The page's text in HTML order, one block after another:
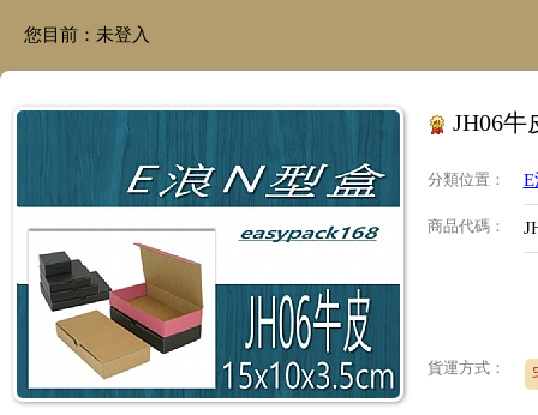
您目前： 未登入
JH06牛
分類位置 ：
商品代碼：
貨運方式：